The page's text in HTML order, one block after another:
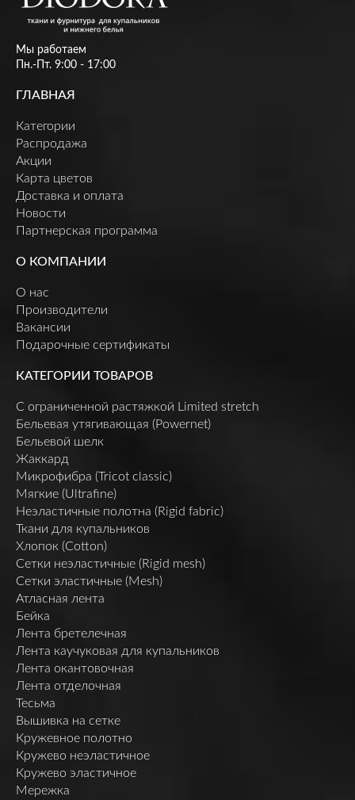
Мы работаем
Пн.-Пт. 9:00 - 17:00
ГЛАВНАЯ
Категории
Распродажа
Акции
Карта цветов
Доставка и оплата
Новости
Партнерская программа
О КОМПАНИИ
О нас
Производители
Вакансии
Подарочные сертификаты
КАТЕГОРИИ ТОВАРОВ
C ограниченной растяжкой Limited stretch
Бельевая утягивающая (Powernet)
Бельевой шелк
Жаккард
Микрофибра (Tricot classic)
Мягкие (Ultrafine)
Неэластичные полотна (Rigid fabric)
Ткани для купальников
Хлопок (Cotton)
Сетки неэластичные (Rigid mesh)
Сетки эластичные (Mesh)
Атласная лента
Бейка
Лента бретелечная
Лента каучуковая для купальников
Лента окантовочная
Лента отделочная
Тесьма
Вышивка на сетке
Кружевное полотно
Кружево неэластичное
Кружево эластичное
Мережка